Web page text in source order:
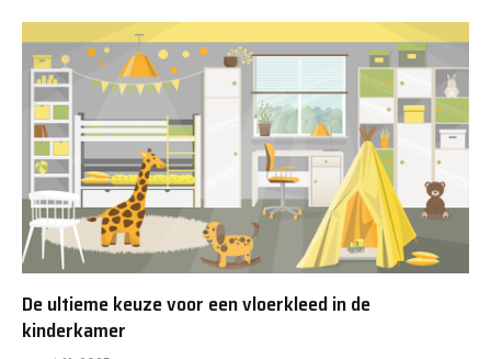
De ultieme keuze voor een vloerkleed in de
kinderkamer